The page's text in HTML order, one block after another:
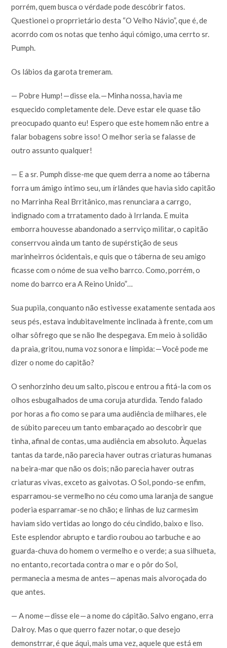
porrém, quem busca o vérdade pode descóbrir fatos.
Questionei o proprrietário desta “O Velho Návio”, que é, de
acorrdo com os notas que tenho áqui cómigo, uma cerrto sr.
Pumph.
Os lábios da garota tremeram.
— Pobre Hump! — disse ela. — Minha nossa, havia me
esquecido completamente dele. Deve estar ele quase tão
preocupado quanto eu! Espero que este homem não entre a
falar bobagens sobre isso! O melhor seria se falasse de
outro assunto qualquer!
— E a sr. Pumph disse-me que quem derra a nome ao táberna
forra um ámigo íntimo seu, um írlândes que havia sido capitão
no Marrinha Real Brritânico, mas renunciara a carrgo,
indignado com a trratamento dado à Irrlanda. E muita
emborra houvesse abandonado a serrviço militar, o capitão
conserrvou ainda um tanto de supérstição de seus
marinheirros ócidentais, e quis que o táberna de seu amigo
ficasse com o nóme de sua velho barrco. Como, porrém, o
nome do barrco era A Reino Unido”…
Sua pupila, conquanto não estivesse exatamente sentada aos
seus pés, estava indubitavelmente inclinada à frente, com um
olhar sôfrego que se não lhe despegava. Em meio à solidão
da praia, gritou, numa voz sonora e límpida: — Você pode me
dizer o nome do capitão?
O senhorzinho deu um salto, piscou e entrou a fitá-la com os
olhos esbugalhados de uma coruja aturdida. Tendo falado
por horas a fio como se para uma audiência de milhares, ele
de súbito pareceu um tanto embaraçado ao descobrir que
tinha, afinal de contas, uma audiência em absoluto. Àquelas
tantas da tarde, não parecia haver outras criaturas humanas
na beira-mar que não os dois; não parecia haver outras
criaturas vivas, exceto as gaivotas. O Sol, pondo-se enfim,
esparramou-se vermelho no céu como uma laranja de sangue
poderia esparramar-se no chão; e linhas de luz carmesim
haviam sido vertidas ao longo do céu cindido, baixo e liso.
Este esplendor abrupto e tardio roubou ao tarbuche e ao
guarda-chuva do homem o vermelho e o verde; a sua silhueta,
no entanto, recortada contra o mar e o pôr do Sol,
permanecia a mesma de antes — apenas mais alvoroçada do
que antes.
— A nome — disse ele — a nome do cápitão. Salvo engano, erra
Dalroy. Mas o que querro fazer notar, o que desejo
demonstrrar, é que áqui, mais uma vez, aquele que está em